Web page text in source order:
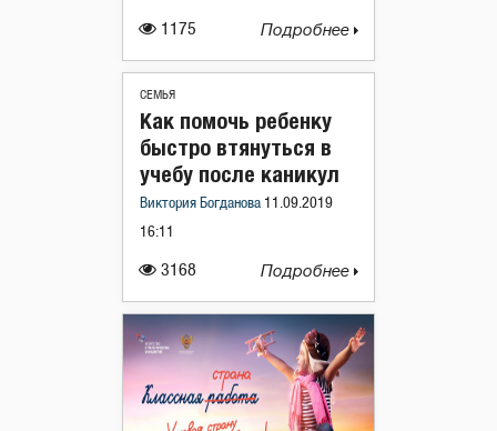
1175 Подробнее
СЕМЬЯ
3168
Как помочь ребенку
быстро втянуться в
учебу после каникул
Виктория Богданова 11.09.2019
16:11
Подробнее